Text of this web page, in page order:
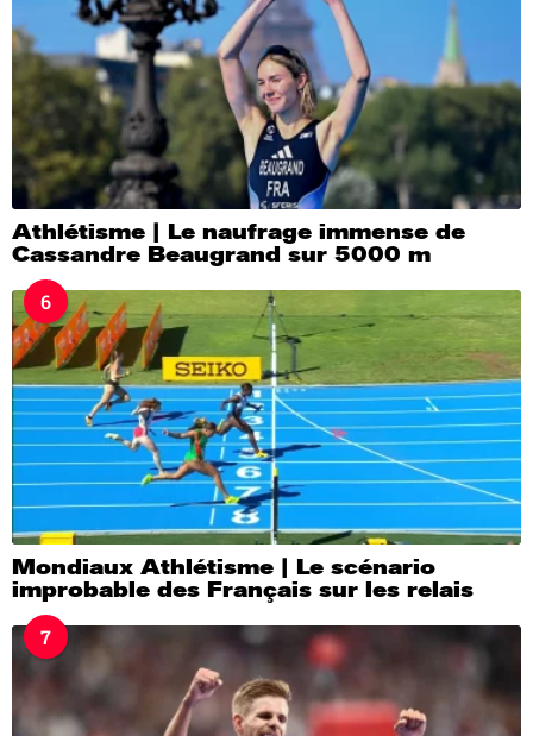
Athlétisme | Le naufrage immense de
Cassandre Beaugrand sur 5000 m
6
Mondiaux Athlétisme | Le scénario
improbable des Français sur les relais
7